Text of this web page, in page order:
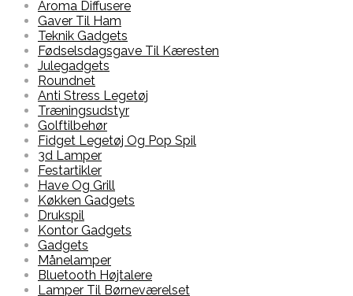
Aroma Diffusere
Gaver Til Ham
Teknik Gadgets
Fødselsdagsgave Til Kæresten
Julegadgets
Roundnet
Anti Stress Legetøj
Træningsudstyr
Golftilbehør
Fidget Legetøj Og Pop Spil
3d Lamper
Festartikler
Have Og Grill
Køkken Gadgets
Drukspil
Kontor Gadgets
Gadgets
Månelamper
Bluetooth Højtalere
Lamper Til Børneværelset